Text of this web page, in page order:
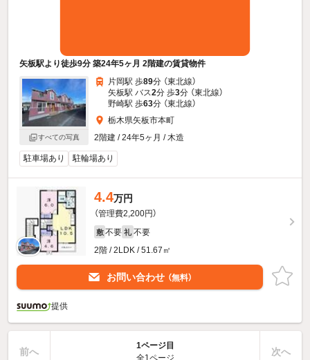
矢板駅より徒歩9分 築24年5ヶ月 2階建の賃貸物件
すべての写真
片岡駅 歩89分 （東北線）
矢板駅 バス2分 歩3分 （東北線）
野崎駅 歩63分 （東北線）
栃木県矢板市本町
2階建 / 24年5ヶ月 / 木造
駐車場あり 駐輪場あり
4.4万円
（管理費2,200円）
敷 不要 礼 不要
2階 / 2LDK / 51.67㎡
お問い合わせ （無料）
提供
前へ
1ページ目
全1ページ
次へ